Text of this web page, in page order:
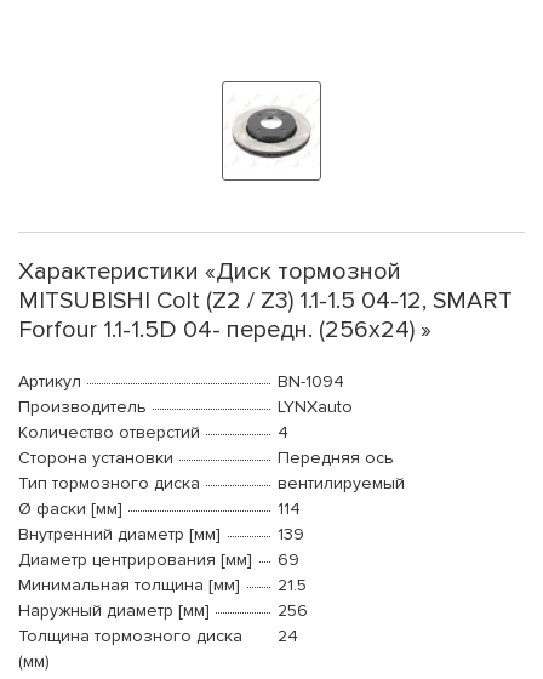
Характеристики «Диск тормозной
MITSUBISHI Colt (Z2 / Z3) 1.1-1.5 04-12, SMART
Forfour 1.1-1.5D 04- передн. (256x24) »
Артикул
BN-1094
Производитель
LYNXauto
Количество отверстий
4
Сторона установки
Передняя ось
Тип тормозного диска
вентилируемый
Ø фаски [мм]
114
Внутренний диаметр [мм]
139
Диаметр центрирования [мм]
69
Минимальная толщина [мм]
21.5
Наружный диаметр [мм]
256
Толщина тормозного диска
(мм)
24